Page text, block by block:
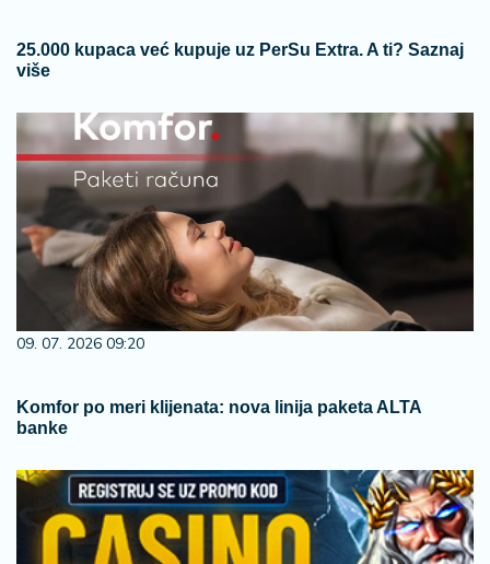
25.000 kupaca već kupuje uz PerSu Extra. A ti? Saznaj
više
09. 07. 2026 09:20
Komfor po meri klijenata: nova linija paketa ALTA
banke